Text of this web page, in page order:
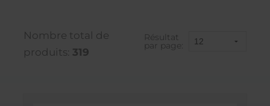
Nombre total de
produits: 319
Résultat
par page: